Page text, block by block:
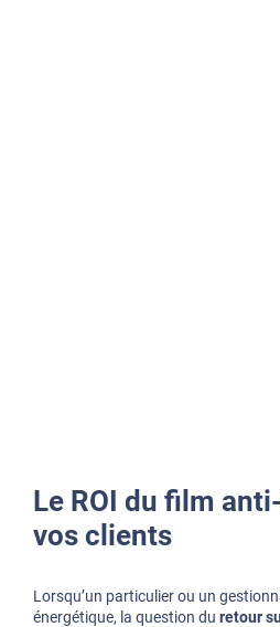
Le ROI du film
vos clients
Lorsqu’un particulier ou un
énergétique, la question du retour